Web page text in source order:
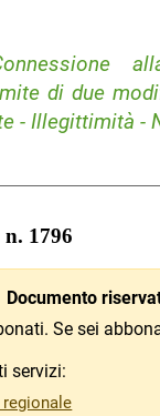
di due
- Illegittimità -
n. 1796
Documento
Se sei
servizi: